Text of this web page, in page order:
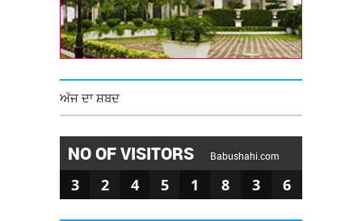
ਅੱਜ ਦਾ ਸ਼ਬਦ
NO OF VISITORS Babushahi.com
3 2 4 5 1 8 3 6